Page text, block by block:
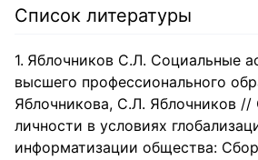
Список литературы
Яблочников С.Л. Социальные
высшего профессионального
Яблочникова, С.Л. Яблочников //
личности в условиях
информатизации общества: